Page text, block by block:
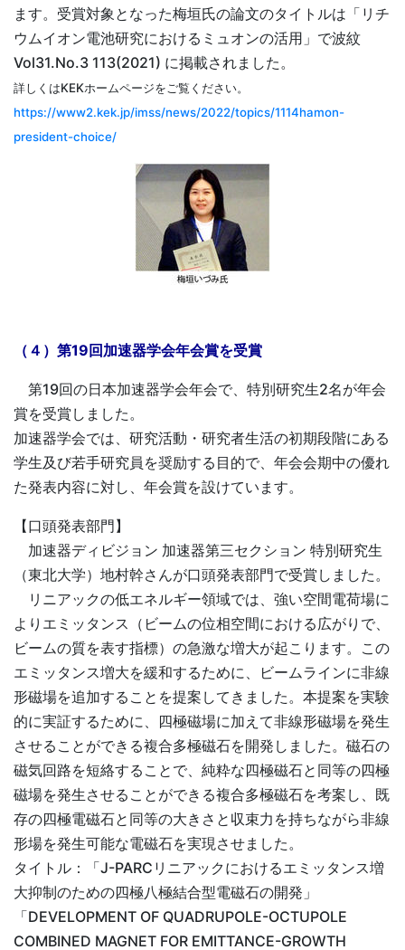
ます。受賞対象となった梅垣氏の論文のタイトルは「リチ
ウムイオン電池研究におけるミュオンの活用」で波紋
Vol31.No.3 113(2021) に掲載されました。
詳しくはKEKホームページをご覧ください。
https://www2.kek.jp/imss/news/2022/topics/1114hamon-
president-choice/
（４）第19回加速器学会年会賞を受賞
第19回の日本加速器学会年会で、特別研究生2名が年会
賞を受賞しました。
加速器学会では、研究活動・研究者生活の初期段階にある
学生及び若手研究員を奨励する目的で、年会会期中の優れ
た発表内容に対し、年会賞を設けています。
【口頭発表部門】
加速器ディビジョン 加速器第三セクション 特別研究生
（東北大学）地村幹さんが口頭発表部門で受賞しました。
リニアックの低エネルギー領域では、強い空間電荷場に
よりエミッタンス（ビームの位相空間における広がりで、
ビームの質を表す指標）の急激な増大が起こります。この
エミッタンス増大を緩和するために、ビームラインに非線
形磁場を追加することを提案してきました。本提案を実験
的に実証するために、四極磁場に加えて非線形磁場を発生
させることができる複合多極磁石を開発しました。磁石の
磁気回路を短絡することで、純粋な四極磁石と同等の四極
磁場を発生させることができる複合多極磁石を考案し、既
存の四極電磁石と同等の大きさと収束力を持ちながら非線
形場を発生可能な電磁石を実現させました。
タイトル：「J-PARCリニアックにおけるエミッタンス増
大抑制のための四極八極結合型電磁石の開発」
「DEVELOPMENT OF QUADRUPOLE-OCTUPOLE
COMBINED MAGNET FOR EMITTANCE-GROWTH